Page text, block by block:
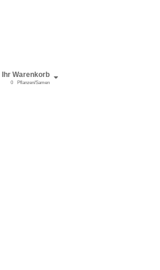
Ihr Warenkorb
Pflanzen/Samen
0